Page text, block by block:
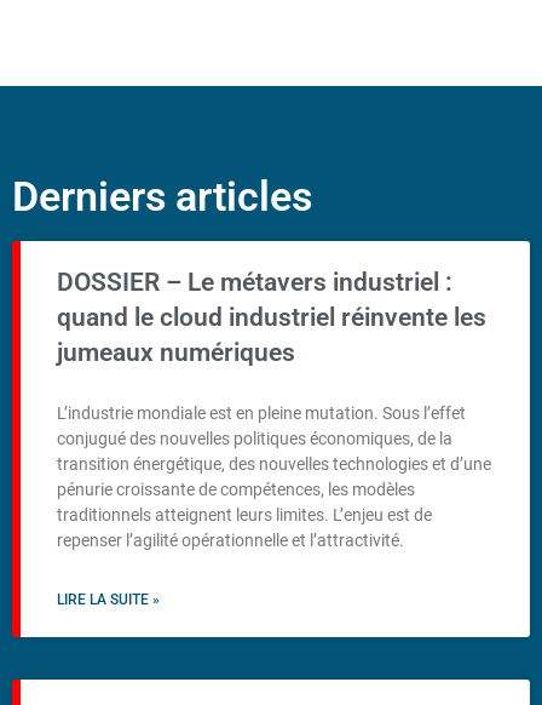
Derniers articles
DOSSIER – Le métavers industriel :
quand le cloud industriel réinvente les
jumeaux numériques
L’industrie mondiale est en pleine mutation. Sous l’effet
conjugué des nouvelles politiques économiques, de la
transition énergétique, des nouvelles technologies et d’une
pénurie croissante de compétences, les modèles
traditionnels atteignent leurs limites. L’enjeu est de
repenser l’agilité opérationnelle et l’attractivité.
LIRE LA SUITE »